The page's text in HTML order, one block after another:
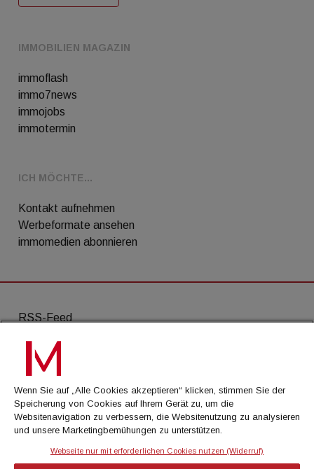
IMMOBILIEN MAGAZIN
immoflash
immo7news
immojobs
immotermin
ICH MÖCHTE...
Kontakt aufnehmen
Werbeformate ansehen
immomedien abonnieren
RSS-Feed
AGB
Datenschutz
Kontakt
Impressum
Wenn Sie auf „Alle Cookies akzeptieren“ klicken, stimmen Sie der
Speicherung von Cookies auf Ihrem Gerät zu, um die
Websitenavigation zu verbessern, die Websitenutzung zu analysieren
und unsere Marketingbemühungen zu unterstützen.
Webseite nur mit erforderlichen Cookies nutzen (Widerruf)